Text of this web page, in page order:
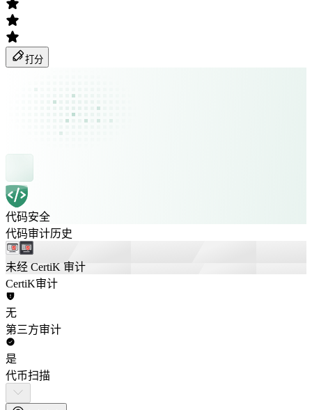
打分
代码安全
代码审计历史
未经 CertiK 审计
CertiK审计
无
第三方审计
是
代币扫描